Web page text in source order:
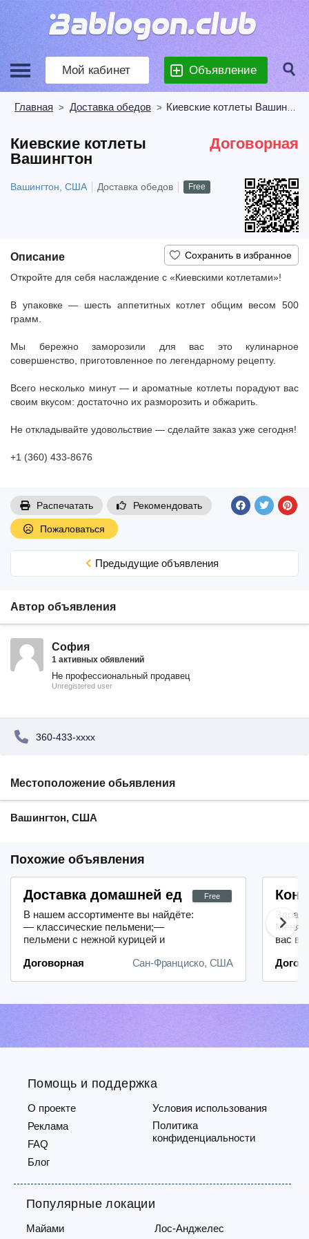
Мой кабинет Объявление
Главная > Доставка обедов > Киевские котлеты Вашингтон
Договорная
Киевские котлеты
Вашингтон
Вашингтон, США Доставка обедов Free
Описание
Откройте для себя наслаждение с «Киевскими котлетами»!
В упаковке — шесть аппетитных котлет общим весом 500
грамм.
Мы бережно заморозили для вас это кулинарное
совершенство, приготовленное по легендарному рецепту.
Всего несколько минут — и ароматные котлеты порадуют вас
своим вкусом: достаточно их разморозить и обжарить.
Не откладывайте удовольствие — сделайте заказ уже сегодня!
+1 (360) 433-8676
Распечатать Рекомендовать
Пожаловаться
Предыдущие объявления
Автор объявления
София
1 активных обявлений
Не профессиональный продавец
Unregistered user
360-433-xxxx
Местоположение обьявления
Вашингтон, США
Похожие объявления
Free
Договорная Сан-Франциско, США
Доставка домашней еды Сан-Франциско
В нашем ассортименте вы найдёте:
— классические пельмени;—
пельмени с нежной курицей и
традиционные котлеты;— куриные
вареники с капустой.Если у вас
Меня
вас в
Популярные локации
Майами Лос-Анджелес
Помощь и поддержка
О проекте
Реклама
FAQ
Блог
Условия использования
Политика
конфиденциальности